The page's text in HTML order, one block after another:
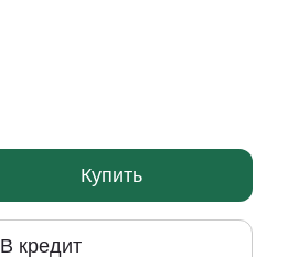
Купить
В кредит